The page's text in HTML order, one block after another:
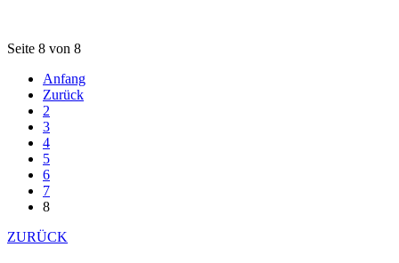
Seite 8 von 8
Anfang
Zurück
2
3
4
5
6
7
8
ZURÜCK